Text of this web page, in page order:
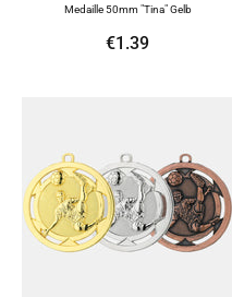
Medaille 50mm "Tina" Gelb
€1.39